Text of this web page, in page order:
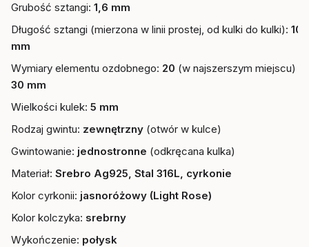
Grubość sztangi: 1,6 mm
Długość sztangi (mierzona w linii prostej, od kulki do kulki): 10
mm
Wymiary elementu ozdobnego: 20 (w najszerszym miejscu) x
30 mm
Wielkości kulek: 5 mm
Rodzaj gwintu: zewnętrzny (otwór w kulce)
Gwintowanie: jednostronne (odkręcana kulka)
Materiał: Srebro Ag925, Stal 316L, cyrkonie
Kolor cyrkonii: jasnoróżowy (Light Rose)
Kolor kolczyka: srebrny
Wykończenie: połysk